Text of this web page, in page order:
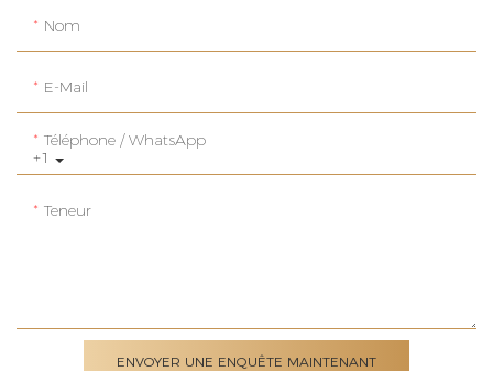
Nom
E-Mail
+1
Téléphone / WhatsApp
Teneur
ENVOYER UNE ENQUÊTE MAINTENANT